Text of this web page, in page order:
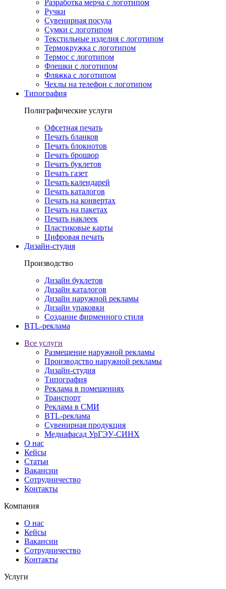
Разработка мерча с логотипом
Ручки
Сувенирная посуда
Сумки с логотипом
Текстильные изделия с логотипом
Термокружка с логотипом
Термос с логотипом
Флешки с логотипом
Фляжка с логотипом
Чехлы на телефон с логотипом
Типография
Полиграфические услуги
Офсетная печать
Печать бланков
Печать блокнотов
Печать брошюр
Печать буклетов
Печать газет
Печать календарей
Печать каталогов
Печать на конвертах
Печать на пакетах
Печать наклеек
Пластиковые карты
Цифровая печать
Дизайн-студия
Производство
Дизайн буклетов
Дизайн каталогов
Дизайн наружной рекламы
Дизайн упаковки
Создание фирменного стиля
BTL-реклама
Все услуги
Размещение наружной рекламы
Производство наружной рекламы
Дизайн-студия
Типография
Реклама в помещениях
Транспорт
Реклама в СМИ
BTL-реклама
Сувенирная продукция
Медиафасад УрГЭУ-СИНХ
О нас
Кейсы
Статьи
Вакансии
Сотрудничество
Контакты
Компания
О нас
Кейсы
Вакансии
Сотрудничество
Контакты
Услуги